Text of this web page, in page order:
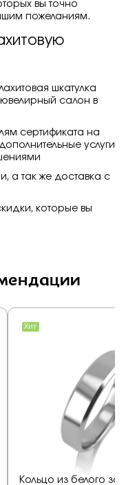
вы точно
пожеланиям.
шкатулка
салон в
сертификата на
услуги
а так же доставка с
которые вы